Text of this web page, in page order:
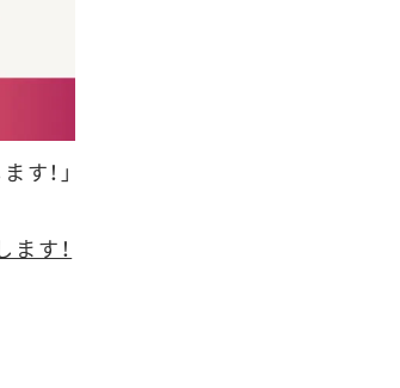
！」
す！